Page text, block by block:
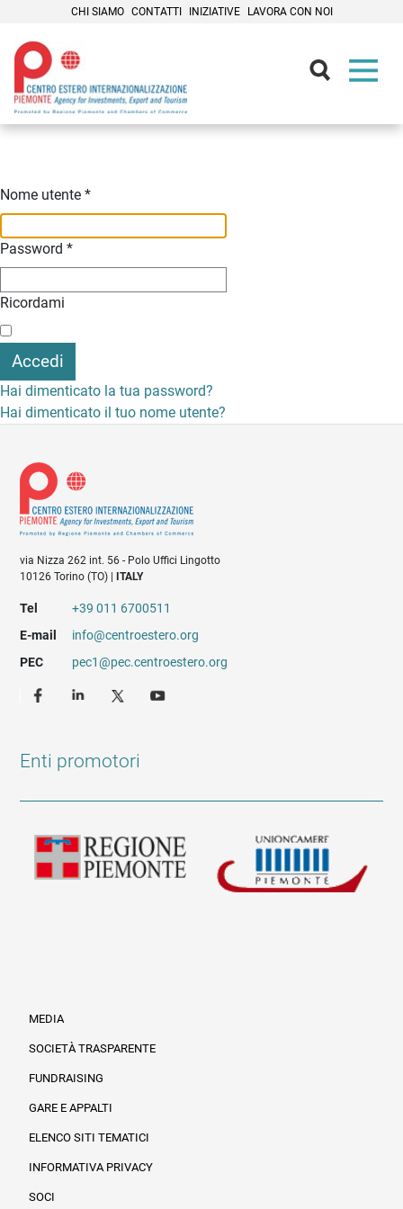
CHI SIAMO CONTATTI INIZIATIVE LAVORA CON NOI
Nome utente *
Password *
Ricordami
Accedi
Hai dimenticato la tua password?
Hai dimenticato il tuo nome utente?
via Nizza 262 int. 56 - Polo Uffici Lingotto
10126 Torino (TO) |
ITALY
Tel
+39 011 6700511
E-mail
info@centroestero.org
PEC
pec1@pec.centroestero.org
Enti promotori
MEDIA
SOCIETÀ TRASPARENTE
FUNDRAISING
GARE E APPALTI
ELENCO SITI TEMATICI
INFORMATIVA PRIVACY
SOCI